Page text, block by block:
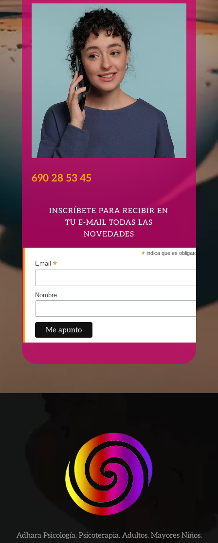
690 28 53 45
INSCRÍBETE PARA RECIBIR EN
TU E-MAIL TODAS LAS
NOVEDADES
* indica que es obligatorio
Email *
Nombre
Adhara Psicología. Psicoterapia. Adultos. Mayores Niños.